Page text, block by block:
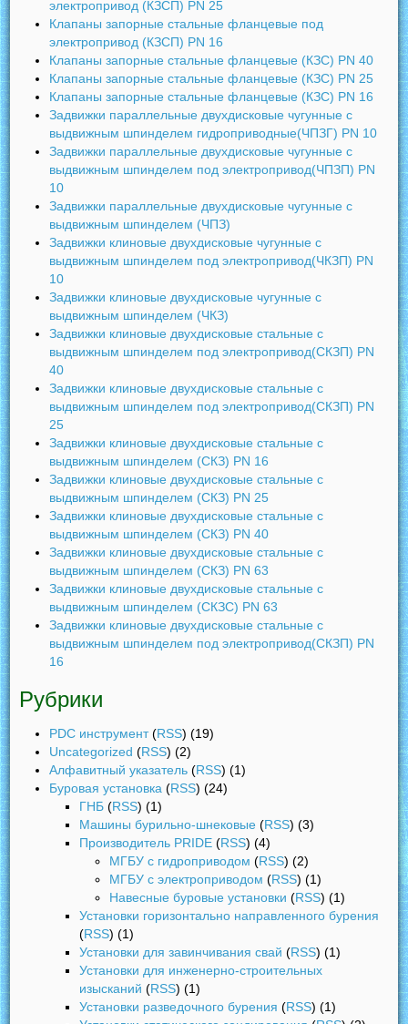
электропривод (КЗСП) PN 25
Клапаны запорные стальные фланцевые под
электропривод (КЗСП) PN 16
Клапаны запорные стальные фланцевые (КЗС) PN 40
Клапаны запорные стальные фланцевые (КЗС) PN 25
Клапаны запорные стальные фланцевые (КЗС) PN 16
Задвижки параллельные двухдисковые чугунные с
выдвижным шпинделем гидроприводные(ЧПЗГ) PN 10
Задвижки параллельные двухдисковые чугунные с
выдвижным шпинделем под электропривод(ЧПЗП) PN
10
Задвижки параллельные двухдисковые чугунные с
выдвижным шпинделем (ЧПЗ)
Задвижки клиновые двухдисковые чугунные с
выдвижным шпинделем под электропривод(ЧКЗП) PN
10
Задвижки клиновые двухдисковые чугунные с
выдвижным шпинделем (ЧКЗ)
Задвижки клиновые двухдисковые стальные с
выдвижным шпинделем под электропривод(СКЗП) PN
40
Задвижки клиновые двухдисковые стальные с
выдвижным шпинделем под электропривод(СКЗП) PN
25
Задвижки клиновые двухдисковые стальные с
выдвижным шпинделем (СКЗ) PN 16
Задвижки клиновые двухдисковые стальные с
выдвижным шпинделем (СКЗ) PN 25
Задвижки клиновые двухдисковые стальные с
выдвижным шпинделем (СКЗ) PN 40
Задвижки клиновые двухдисковые стальные с
выдвижным шпинделем (СКЗ) PN 63
Задвижки клиновые двухдисковые стальные с
выдвижным шпинделем (СКЗC) PN 63
Задвижки клиновые двухдисковые стальные с
выдвижным шпинделем под электропривод(СКЗП) PN
16
Рубрики
PDC инструмент(RSS) (19)
Uncategorized (RSS) (2)
Алфавитный указатель (RSS) (1)
Буровая установка (RSS) (24)
ГНБ(RSS) (1)
Машины бурильно-шнековые(RSS) (3)
Производитель PRIDE(RSS) (4)
МГБУ с гидроприводом (RSS) (2)
МГБУ с электроприводом (RSS) (1)
Навесные буровые установки (RSS) (1)
Установки горизонтально направленного бурения
(RSS) (1)
Установки для завинчивания свай (RSS) (1)
Установки для инженерно-строительных
изысканий (RSS) (1)
Установки разведочного бурения (RSS) (1)